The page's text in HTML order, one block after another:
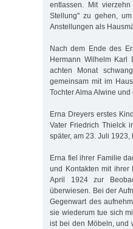
entlassen. Mit
Stellung" zu gehen,
Anstellungen als
Nach dem Ende des
Hermann Wilhelm Karl
achten Monat
gemeinsam mit im
Tochter Alma Alwine
Erna Dreyers erstes
Vater Friedrich Thielck
später, am 23. Juli
Erna fiel ihrer Familie
und Kontakten mit ihrer
April 1924 zur
überwiesen. Bei der
Gegenwart des
sie wiederum tue sich
ist bei den Möbeln, und